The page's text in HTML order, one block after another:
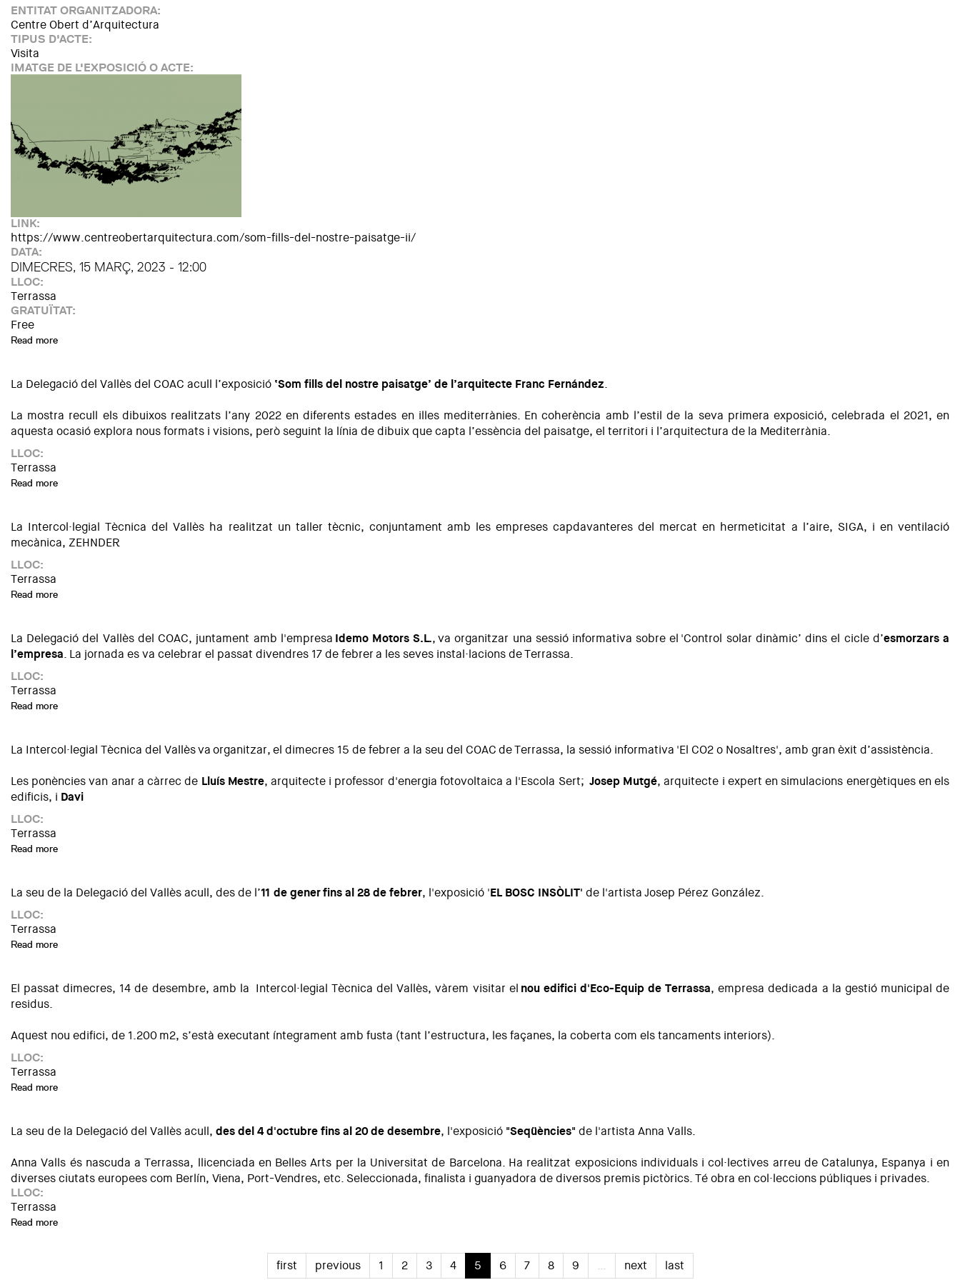
ENTITAT ORGANITZADORA:
Centre Obert d’Arquitectura
TIPUS D'ACTE:
Visita
IMATGE DE L'EXPOSICIÓ O ACTE:
LINK:
https://www.centreobertarquitectura.com/som-fills-del-nostre-paisatge-ii/
DATA:
DIMECRES, 15 MARÇ, 2023 - 12:00
LLOC:
Terrassa
GRATUÏTAT:
Free
Read more
La Delegació del Vallès del COAC acull l’exposició ‘Som fills del nostre paisatge’ de l’arquitecte Franc Fernández.
La mostra recull els dibuixos realitzats l’any 2022 en diferents estades en illes mediterrànies. En coherència amb l’estil de la seva primera exposició, celebrada el 2021, en
aquesta ocasió explora nous formats i visions, però seguint la línia de dibuix que capta l’essència del paisatge, el territori i l’arquitectura de la Mediterrània.
LLOC:
Terrassa
Read more
La Intercol·legial Tècnica del Vallès ha realitzat un taller tècnic, conjuntament amb les empreses capdavanteres del mercat en hermeticitat a l’aire, SIGA, i en ventilació
mecànica, ZEHNDER.
LLOC:
Terrassa
Read more
La Delegació del Vallès del COAC, juntament amb l'empresa Idemo Motors S.L., va organitzar una sessió informativa sobre el 'Control solar dinàmic’ dins el cicle d’esmorzars a
l’empresa. La jornada es va celebrar el passat divendres 17 de febrer a les seves instal·lacions de Terrassa.
LLOC:
Terrassa
Read more
La Intercol·legial Tècnica del Vallès va organitzar, el dimecres 15 de febrer a la seu del COAC de Terrassa, la sessió informativa 'El CO2 o Nosaltres', amb gran èxit d’assistència.
Les ponències van anar a càrrec de Lluís Mestre, arquitecte i professor d'energia fotovoltaica a l'Escola Sert;Josep Mutgé, arquitecte i expert en simulacions energètiques en els
edificis, i Davi
LLOC:
Terrassa
Read more
La seu de la Delegació del Vallès acull, des de l’11 degener fins al 28 de febrer, l'exposició 'EL BOSC INSÒLIT' de l'artista Josep Pérez González.
LLOC:
Terrassa
Read more
El passat dimecres, 14 de desembre, amb la Intercol·legial Tècnica del Vallès, vàrem visitar el nou edifici d'Eco-Equipde Terrassa, empresa dedicada a la gestió municipal de
residus.
Aquest nou edifici, de 1.200 m2, s’està executant íntegrament amb fusta (tant l’estructura, les façanes, la coberta com els tancaments interiors).
LLOC:
Terrassa
Read more
La seu de la Delegació del Vallès acull, des del 4 d'octubre fins al 20 de desembre, l'exposició "Seqüències" de l'artista Anna Valls.
Anna Valls és nascuda a Terrassa, llicenciada en Belles Arts per la Universitat de Barcelona. Ha realitzat exposicions individuals i col·lectives arreu de Catalunya, Espanya i en
diverses ciutats europees com Berlín, Viena, Port-Vendres, etc. Seleccionada, finalista i guanyadora de diversos premis pictòrics. Té obra en col·leccions públiques i privades.
LLOC:
Terrassa
Read more
first previous 1 2 3 4 5 6 7 8 9 … next last